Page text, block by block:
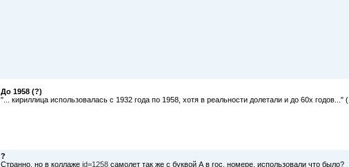
До 1958 (?)
"... кириллица использовалась с 1932 года по 1958, хотя в реальности долетали и до 60х годов..." (
?
Странно, но в коллаже id=1258 самолет так же с буквой А в гос. номере. использовали что было?